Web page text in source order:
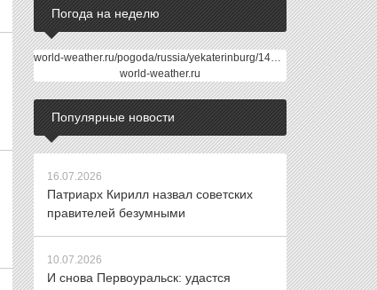
Погода на неделю
world-weather.ru/pogoda/russia/yekaterinburg/14days/
world-weather.ru
Популярные новости
16.07.2026
Патриарх Кирилл назвал советских
правителей безумными
10.07.2026
И снова Первоуральск: удастся